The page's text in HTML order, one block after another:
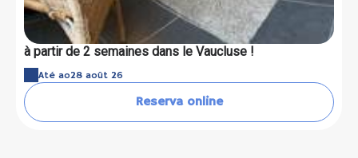
à partir de 2 semaines dans le Vaucluse !
Até ao28 août 26
Reserva online